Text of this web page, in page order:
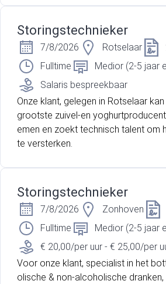
rde teamcoach!
Storingstechnieker
7/8/2026 Rotselaar
Fulltime
Medior (2-5 jaar
Salaris bespreekbaar
Onze klant, gelegen in Rotselaar
grootste zuivel-en
emen en zoekt technisch talent om
te versterken.
Storingstechnieker
7/8/2026 Zonhoven
Fulltime
Medior (2-5 jaar
€ 20,00/per uur - € 25,00/per
Voor onze klant, specialist in het
olische & non-alcoholische